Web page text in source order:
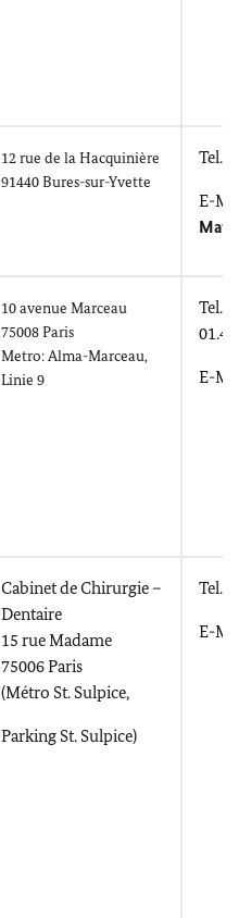
12rue de la Hacquinière
91440Bures-sur-Yvette
Tel.:
E-
10avenue Marceau
75008 Paris
Metro:Alma-Marceau,
Linie 9
Tel.:
E-
Cabinet de Chirurgie –
Dentaire
15 rue Madame
75006 Paris
(Métro St. Sulpice,
Parking St. Sulpice)
Tel.:
E-